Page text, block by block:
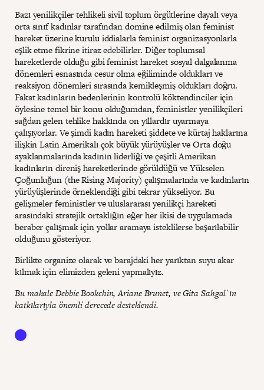
Bazı yenilikçiler tehlikeli sivil toplum örgütlerine dayalı veya
orta sınıf kadınlar tarafından domine edilmiş olan feminist
hareket üzerine kurulu iddialarla feminist organizasyonlarla
eşlik etme fikrine itiraz edebilirler. Diğer toplumsal
hareketlerde olduğu gibi feminist hareket sosyal dalgalanma
dönemleri esnasında cesur olma eğiliminde oldukları ve
reaksiyon dönemleri sırasında kemikleşmiş oldukları doğru.
Fakat kadınların bedenlerinin kontrolü köktendinciler için
öylesine temel bir konu olduğumdan, feministler yenilikçileri
sağdan gelen tehlike hakkında on yıllardır uyarmaya
çalışıyorlar. Ve şimdi kadın hareketi şiddete ve kürtaj haklarına
ilişkin Latin Amerikalı çok büyük yürüyüşler ve Orta doğu
ayaklanmalarında kadının liderliği ve çeşitli Amerikan
kadınların direniş hareketlerinde görüldüğü ve Yükselen
Çoğunluğun (the Rising Majority) çalışmalarında ve kadınların
yürüyüşlerinde örneklendiği gibi tekrar yükseliyor. Bu
gelişmeler feministler ve uluslararası yenilikçi hareketi
arasındaki stratejik ortaklığın eğer her ikisi de uygulamada
beraber çalışmak için yollar aramaya isteklilerse başarılabilir
olduğunu gösteriyor.
Birlikte organize olarak ve barajdaki her yarıktan suyu akar
kılmak için elimizden geleni yapmalıyız.
Bu makale Debbie Bookchin, Ariane Brunet, ve Gita Sahgal`ın
katkılarıyla önemli derecede desteklendi.